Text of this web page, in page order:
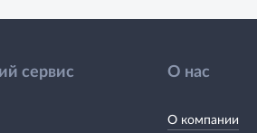
сервис О нас
О компании